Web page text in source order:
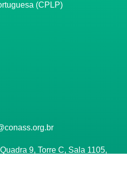
(CPLP)
9, Torre C, Sala 1105,